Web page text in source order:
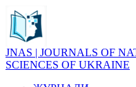
JNAS | JOURNALS OF
SCIENCES OF UKRAINE